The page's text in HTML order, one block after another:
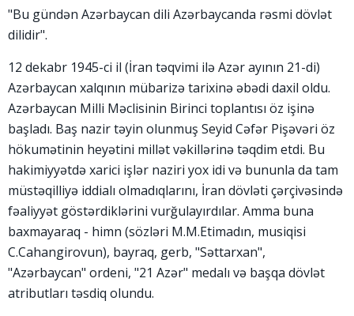
"Bu gündən Azərbaycan dili Azərbaycanda rəsmi dövlət
dilidir".
12 dekabr 1945-ci il (İran təqvimi ilə Azər ayının 21-di)
Azərbaycan xalqının mübarizə tarixinə əbədi daxil oldu.
Azərbaycan Milli Məclisinin Birinci toplantısı öz işinə
başladı. Baş nazir təyin olunmuş Seyid Cəfər Pişəvəri öz
hökumətinin heyətini millət vəkillərinə təqdim etdi. Bu
hakimiyyətdə xarici işlər naziri yox idi və bununla da tam
müstəqilliyə iddialı olmadıqlarını, İran dövləti çərçivəsində
fəaliyyət göstərdiklərini vurğulayırdılar. Amma buna
baxmayaraq - himn (sözləri M.M.Etimadın, musiqisi
C.Cahangirovun), bayraq, gerb, "Səttarxan",
"Azərbaycan" ordeni, "21 Azər" medalı və başqa dövlət
atributları təsdiq olundu.